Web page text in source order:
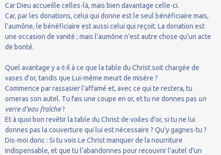
Car Dieu accueille celles-là, mais bien davantage celle-ci.
Car, par les donations, celui qui donne est le seul bénéficiaire mais,
l'aumône, le bénéficiaire est aussi celui qui reçoit. La donation est
une occasion de vanité ; mais l'aumône n'est autre chose qu'un acte
de bonté.
Quel avantage y a-t-il à ce que la table du Christ soit chargée de
vases d'or, tandis que Lui-même meurt de misère ?
Commence par rassasier l'affamé et, avec ce qui te restera, tu
orneras son autel. Tu fais une coupe en or, et tu ne donnes pas un
verre d'eau fraîche?
Et à quoi bon revêtir la table du Christ de voiles d'or, si tu ne lui
donnes pas la couverture qui lui est nécessaire ? Qu'y gagnes-tu ?
Dis-moi donc : Si tu vois Le Christ manquer de la nourriture
indispensable, et que tu l'abandonnes pour recouvrir l'autel d'un